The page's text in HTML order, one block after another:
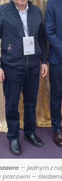
— jednym z
—